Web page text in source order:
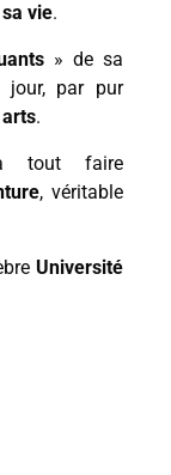
vie.
» de sa
jour, par pur
.
tout faire
, véritable
Université